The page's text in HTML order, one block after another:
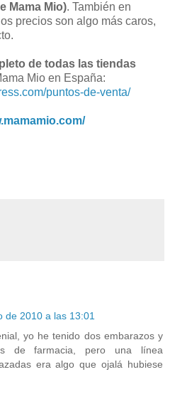
Mama Mio). También en
precios son algo más caros,
de todas las tiendas
Mio en España:
puntos-de-venta/
de 2010 a las 13:01
yo he tenido dos embarazos y
de farmacia, pero una línea
era algo que ojalá hubiese